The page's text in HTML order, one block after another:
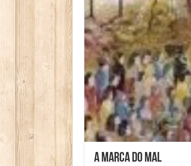
A Marca do Mal